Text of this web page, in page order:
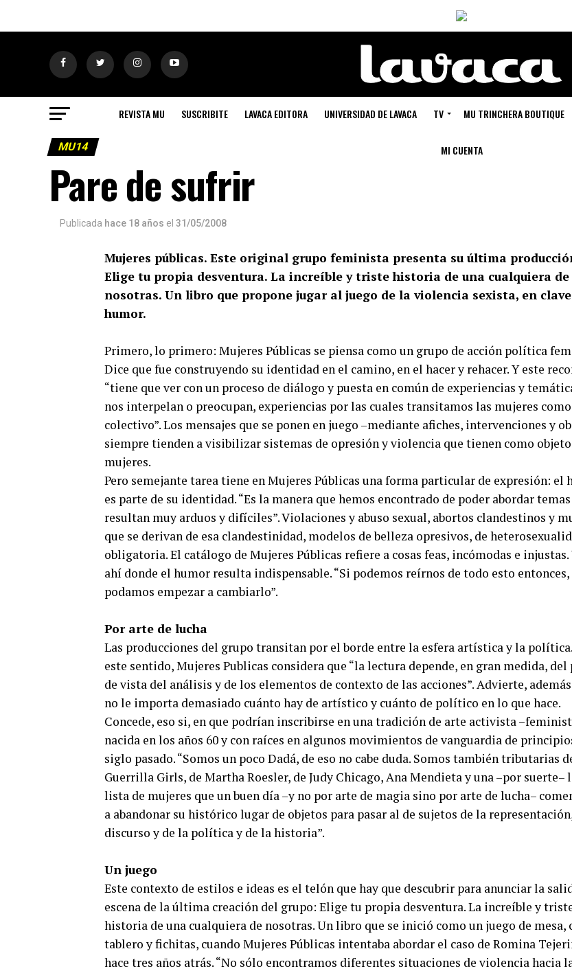
REVISTA MU SUSCRIBITE LAVACA EDITORA UNIVERSIDAD DE LAVACA TV MU TRINCHERA BOUTIQUE
MI CUENTA
MU14
Pare de sufrir
Publicada hace 18 años el 31/05/2008
Mujeres públicas. Este original grupo feminista presenta su última
Elige tu propia desventura. La increíble y triste historia de una cualquiera de
nosotras. Un libro que propone jugar al juego de la violencia sexista, en
humor.
Primero, lo primero: Mujeres Públicas se piensa como un grupo de acción política
Dice que fue construyendo su identidad en el camino, en el hacer y rehacer. Y este
“tiene que ver con un proceso de diálogo y puesta en común de experiencias y
nos interpelan o preocupan, experiencias por las cuales transitamos las mujeres como
colectivo”. Los mensajes que se ponen en juego –mediante afiches, intervenciones y
siempre tienden a visibilizar sistemas de opresión y violencia que tienen como objeto
mujeres.
Pero semejante tarea tiene en Mujeres Públicas una forma particular de expresión: el
es parte de su identidad. “Es la manera que hemos encontrado de poder abordar
resultan muy arduos y difíciles”. Violaciones y abuso sexual, abortos clandestinos y
que se derivan de esa clandestinidad, modelos de belleza opresivos, de
obligatoria. El catálogo de Mujeres Públicas refiere a cosas feas, incómodas e injustas.
ahí donde el humor resulta indispensable. “Si podemos reírnos de todo esto
podamos empezar a cambiarlo”.
Por arte de lucha
Las producciones del grupo transitan por el borde entre la esfera artística y la
este sentido, Mujeres Publicas considera que “la lectura depende, en gran medida, del
de vista del análisis y de los elementos de contexto de las acciones”. Advierte,
no le importa demasiado cuánto hay de artístico y cuánto de político en lo que hace.
Concede, eso si, en que podrían inscribirse en una tradición de arte activista
nacida en los años 60 y con raíces en algunos movimientos de vanguardia de
siglo pasado. “Somos un poco Dadá, de eso no cabe duda. Somos también tributarias
Guerrilla Girls, de Martha Roesler, de Judy Chicago, Ana Mendieta y una –por suerte–
lista de mujeres que un buen día –y no por arte de magia sino por arte de lucha–
a abandonar su histórico lugar de objetos para pasar al de sujetos de la
discurso y de la política y de la historia”.
Un juego
Este contexto de estilos e ideas es el telón que hay que descubrir para anunciar la
escena de la última creación del grupo: Elige tu propia desventura. La increíble y
historia de una cualquiera de nosotras. Un libro que se inició como un juego de mesa,
tablero y fichitas, cuando Mujeres Públicas intentaba abordar el caso de Romina
hace tres años atrás. “No sólo encontramos diferentes situaciones de violencia hacia